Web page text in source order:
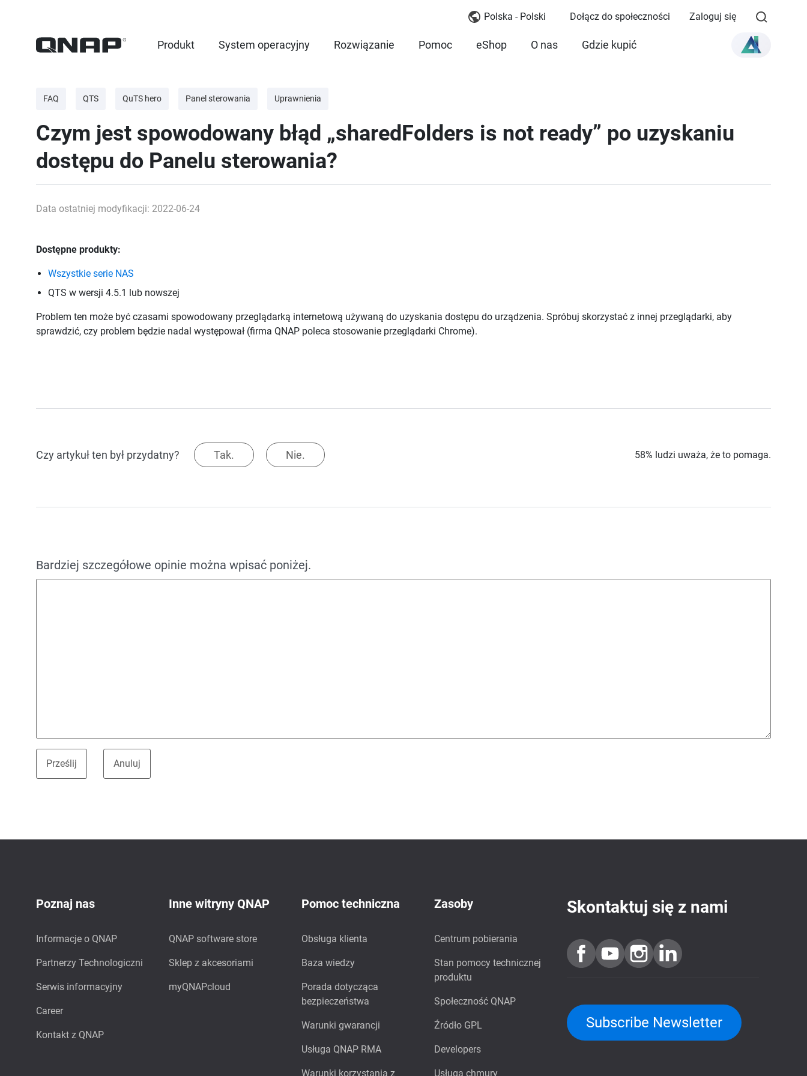
Polska - Polski Dołącz do społeczności Zaloguj się
Produkt System operacyjny Rozwiązanie Pomoc eShop O nas Gdzie kupić
FAQ QTS QuTS hero Panel sterowania Uprawnienia
Czym jest spowodowany błąd „sharedFolders is not ready” po uzyskaniu
dostępu do Panelu sterowania?
Data ostatniej modyfikacji: 2022-06-24
Dostępne produkty:
Wszystkie serie NAS
QTS w wersji 4.5.1 lub nowszej
Problem ten może być czasami spowodowany przeglądarką internetową używaną do uzyskania dostępu do urządzenia. Spróbuj skorzystać z innej przeglądarki, aby
sprawdzić, czy problem będzie nadal występował (firma QNAP poleca stosowanie przeglądarki Chrome).
Czy artykuł ten był przydatny? Tak. Nie. 58% ludzi uważa, że to pomaga.
Bardziej szczegółowe opinie można wpisać poniżej.
Poznaj nas
Informacje o QNAP
Partnerzy Technologiczni
Serwis informacyjny
Career
Kontakt z QNAP
Inne witryny QNAP
QNAP software store
Sklep z akcesoriami
myQNAPcloud
Pomoc techniczna
Obsługa klienta
Baza wiedzy
Porada dotycząca
bezpieczeństwa
Warunki gwarancji
Usługa QNAP RMA
Warunki korzystania z
Zasoby
Centrum pobierania
Stan pomocy technicznej
produktu
Społeczność QNAP
Źródło GPL
Developers
Usługa chmury
Skontaktuj się z nami
Subscribe Newsletter